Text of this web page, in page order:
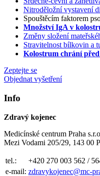
Nitroděložní vystavení
Spouštěcím faktorem
Množství IgA v
Změny složení
Stravitelnost bílkovin a
Kolostrum chrání
Zeptejte se
Objednat vyšetření
Info
Zdravý kojenec
Medicínské centrum Praha
Mezi Vodami 205/29, 143 00
tel.:
+420 270 003 562 /
e-mail: zdravykojenec@mc-